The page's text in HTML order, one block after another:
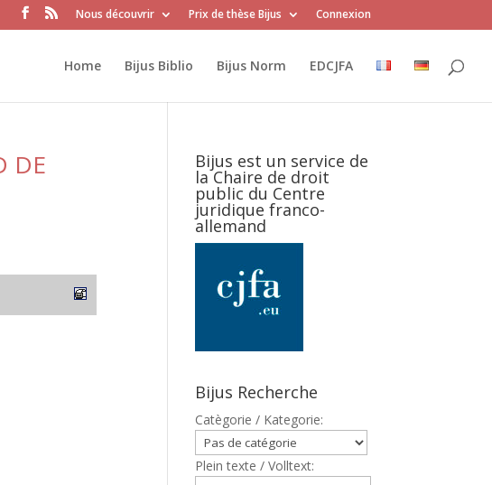
Nous découvrir Prix de thèse Bijus Connexion
Home Bijus Biblio Bijus Norm EDCJFA
DE Bijus est un service de
la Chaire de droit
public du Centre
juridique franco-
allemand
Bijus Recherche
Catègorie / Kategorie:
Plein texte / Volltext: